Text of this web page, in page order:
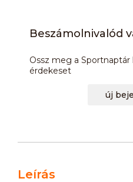
Beszámolnivalód
Ossz meg a
érdekeset
új
Leírás